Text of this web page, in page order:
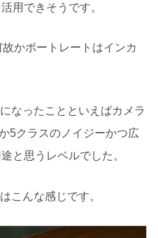
用できそうです。
かポートレートはインカ
なったことといえばカメラ
5クラスのノイジーかつ広
と思うレベルでした。
こんな感じです。